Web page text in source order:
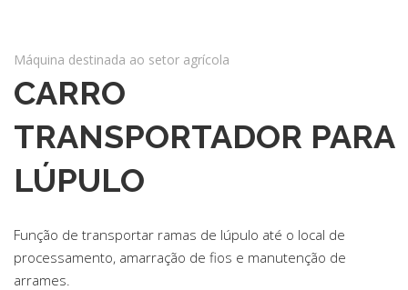
Máquina destinada ao setor agrícola
CARRO
TRANSPORTADOR PARA
LÚPULO
Função de transportar ramas de lúpulo até o local de
processamento, amarração de fios e manutenção de
arrames.